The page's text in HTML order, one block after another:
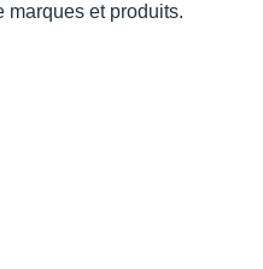
marques et produits.